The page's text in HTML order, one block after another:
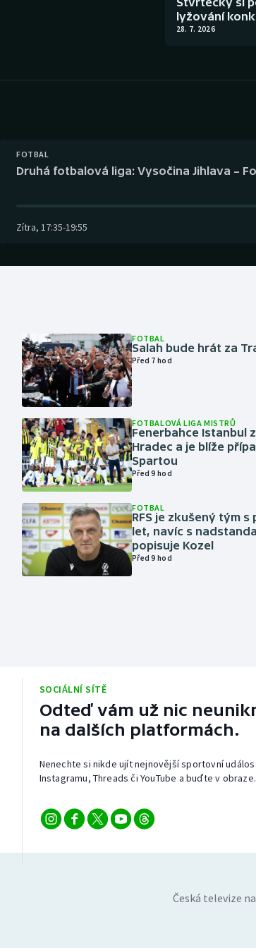
lyžování
28. 7. 2026
FOTBAL
Druhá fotbalová liga: Vysočina Jihlava –
Zítra, 17:35-19:55
FOTBAL
Salah bude hrát za
Před 7 hod
FOTBALOVÁ LIGA MISTRŮ
Fenerbahce Istanbul
Hradec a je blíže
Spartou
Před 9 hod
FOTBAL
RFS je zkušený tým s
let, navíc s
popisuje Kozel
Před 9 hod
SOCIÁLNÍ SÍTĚ
Odteď vám už nic
na dalších platformách.
Nenechte si nikde ujít nejnovější sportovní
Instagramu, Threads či YouTube a buďte v obraze.
Česká televize